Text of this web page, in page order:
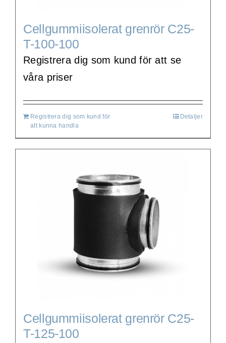
Cellgummiisolerat grenrör C25-
T-100-100
Registrera dig som kund för att se
våra priser
Registrera dig som kund för
att kunna handla
Detaljer
Cellgummiisolerat grenrör C25-
T-125-100